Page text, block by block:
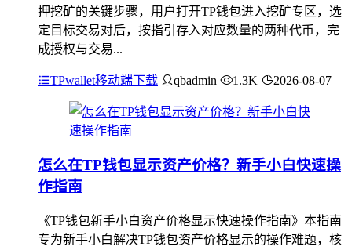
押挖矿的关键步骤，用户打开TP钱包进入挖矿专区，选
定目标交易对后，按指引存入对应数量的两种代币，完
成授权与交易...
TPwallet移动端下载 qbadmin 1.3K 2026-08-07
怎么在TP钱包显示资产价格？新手小白快速操
作指南
《TP钱包新手小白资产价格显示快速操作指南》本指南
专为新手小白解决TP钱包资产价格显示的操作难题，核